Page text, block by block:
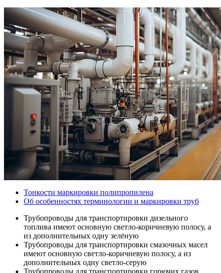
Тонкости маркировки полипропилена
Об особенностях терминологии и маркировки труб
Трубопроводы для транспортировки дизельного
топлива имеют основную светло-коричневую полосу, а
из дополнительных одну зелёную
Трубопроводы для транспортировки смазочных масел
имеют основную светло-коричневую полосу, а из
дополнительных одну светло-серую